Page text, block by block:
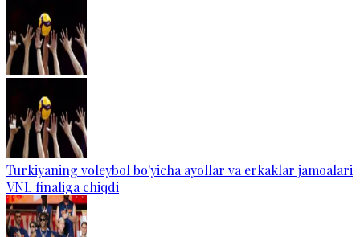
Turkiyaning voleybol bo'yicha ayollar va erkaklar jamoalari
VNL finaliga chiqdi